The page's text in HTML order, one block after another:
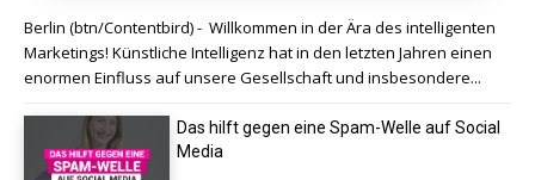
Berlin (btn/Contentbird) - Willkommen in der Ära des intelligenten
Marketings! Künstliche Intelligenz hat in den letzten Jahren einen
enormen Einfluss auf unsere Gesellschaft und insbesondere...
Das hilft gegen eine Spam-Welle auf Social
Media